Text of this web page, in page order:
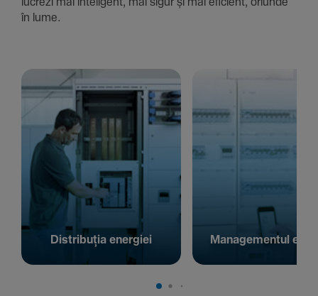
lucrezi mai inte­li­gent, mai sigur și mai eficient, oriunde
în lume.
Distribuția energiei Managementul